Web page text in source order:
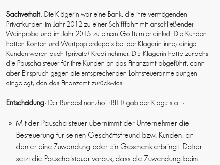
Sachverhalt: Die Klägerin war eine Bank, die ihre vermögenden
Privatkunden im Jahr 2012 zu einer Schifffahrt mit anschließender
Weinprobe und im Jahr 2015 zu einem Golfturnier einlud. Die Kunden
hatten Konten und Wertpapierdepots bei der Klägerin inne; einige
Kunden waren auch (private) Kreditnehmer. Die Klägerin hatte zunächst
die Pauschalsteuer für ihre Kunden an das Finanzamt abgeführt, dann
aber Einspruch gegen die entsprechenden Lohnsteueranmeldungen
eingelegt, den das Finanzamt zurückwies.
Entscheidung: Der Bundesfinanzhof (BFH) gab der Klage statt:
Mit der Pauschalsteuer übernimmt der Unternehmer die
Besteuerung für seinen Geschäftsfreund bzw. Kunden, an
den er eine Zuwendung oder ein Geschenk erbringt. Daher
setzt die Pauschalsteuer voraus, dass die Zuwendung beim